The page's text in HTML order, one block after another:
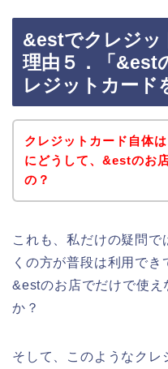
&estでクレジッ
理由５．「&est
レジットカード
クレジットカード自体
にどうして、&estのお
の？
これも、私だけの疑問で
くの方が普段は利用でき
&estのお店でだけで使え
か？
そして、このようなクレ